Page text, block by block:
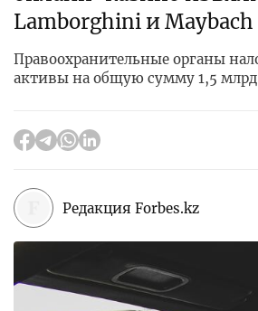
Lamborghini и Maybach
Правоохранительные органы
активы на общую сумму 1,5 млрд
Редакция Forbes.kz